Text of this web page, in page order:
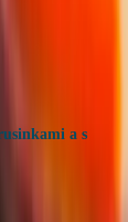
a s